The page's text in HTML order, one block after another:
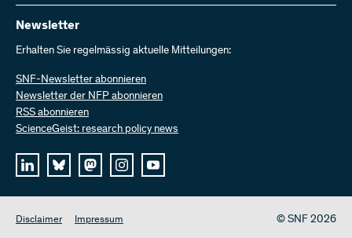
Rechnung senden
Bei uns arbeiten
Offene Stellen
Hier finden Sie umfangreiche Informationen zu den vom SNF
bewilligten Forschungsprojekten und Förderbeiträgen:
Projektsuche
Newsletter
Erhalten Sie regelmässig aktuelle Mitteilungen:
SNF-Newsletter abonnieren
Newsletter der NFP abonnieren
RSS abonnieren
ScienceGeist: research policy news
Disclaimer Impressum © SNF 2026